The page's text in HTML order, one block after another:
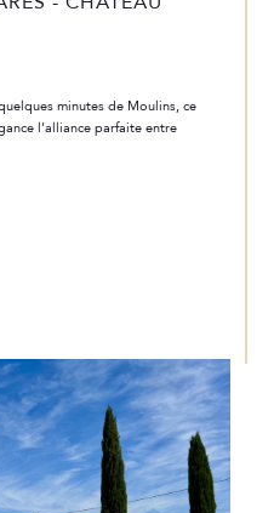
minutes de Moulins, ce
l’alliance parfaite entre